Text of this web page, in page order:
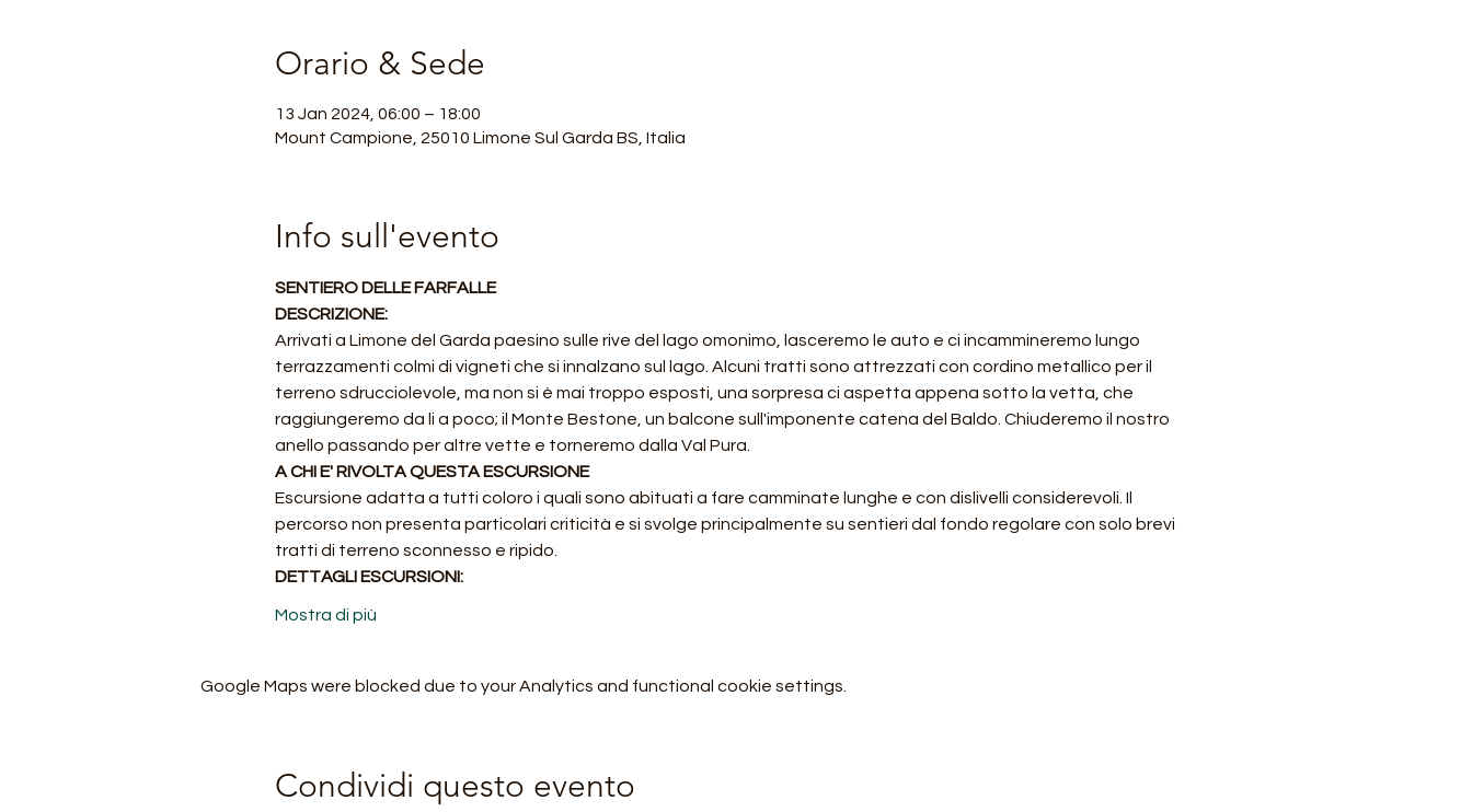
Orario & Sede
13 Jan 2024, 06:00 – 18:00
Mount Campione, 25010 Limone Sul Garda BS, Italia
Info sull'evento
SENTIERO DELLE FARFALLE
DESCRIZIONE:
Arrivati a Limone del Garda paesino sulle rive del lago omonimo, lasceremo le auto e ci incammineremo lungo
terrazzamenti colmi di vigneti che si innalzano sul lago. Alcuni tratti sono attrezzati con cordino metallico per il
terreno sdrucciolevole, ma non si è mai troppo esposti, una sorpresa ci aspetta appena sotto la vetta, che
raggiungeremo da li a poco; il Monte Bestone, un balcone sull'imponente catena del Baldo. Chiuderemo il nostro
anello passando per altre vette e torneremo dalla Val Pura.
A CHI E' RIVOLTA QUESTA ESCURSIONE
Escursione adatta a tutti coloro i quali sono abituati a fare camminate lunghe e con dislivelli considerevoli. Il
percorso non presenta particolari criticità e si svolge principalmente su sentieri dal fondo regolare con solo brevi
tratti di terreno sconnesso e ripido.
DETTAGLI ESCURSIONI:
Mostra di più
Google Maps were blocked due to your Analytics and functional cookie settings.
Condividi questo evento